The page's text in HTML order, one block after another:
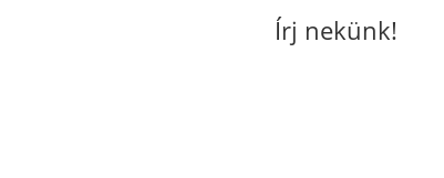
Írj nekünk!